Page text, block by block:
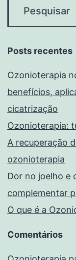
Posts recentes
Ozonioterapia
benefícios,
cicatrização
Ozonioterapia:
A recuperação
ozonioterapia
Dor no joelho e
complementar
O que é a
Comentários